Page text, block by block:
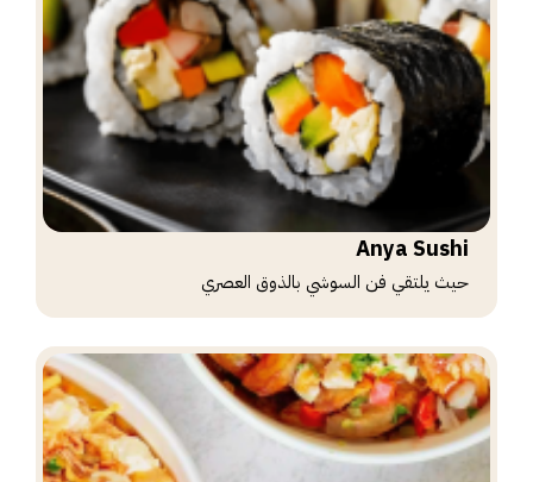
Anya Sushi
حيث يلتقي فن السوشي بالذوق العصري